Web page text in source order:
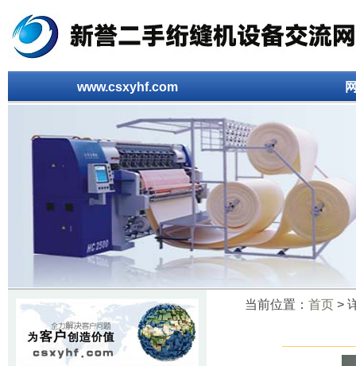
www.csxyhf.com
当前位置： 首页 >